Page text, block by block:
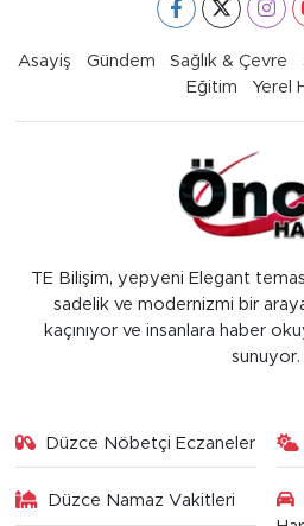
Asayiş Gündem Sağlık & Çevre
Eğitim
Yerel
TE Bilişim, yepyeni Elegant
sadelik ve modernizmi bir
kaçınıyor ve insanlara haber
sunuyor.
Düzce Nöbetçi Eczaneler
Düzce Namaz Vakitleri